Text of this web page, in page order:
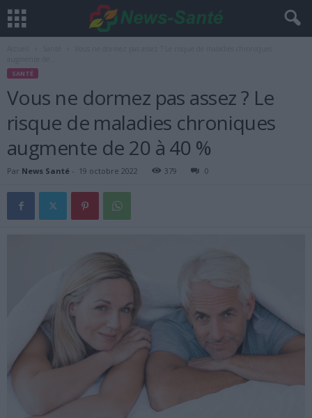
SANTÉ
Vous ne dormez pas assez ? Le
risque de maladies chroniques
augmente de 20 à 40 %
Par News Santé - 19 octobre 2022 379 0